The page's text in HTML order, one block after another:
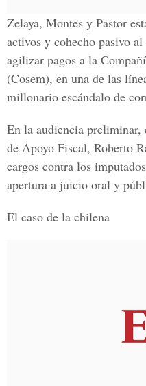
Zelaya, Montes y Pastor
activos y cohecho pasivo
agilizar pagos a la
(Cosem), en una de las
millonario escándalo de
En la audiencia
de Apoyo Fiscal, Roberto
cargos contra los
apertura a juicio oral y
El caso de la chilena